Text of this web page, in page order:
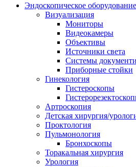
Эндоскопическое
Визуализация
Мониторы
Видеокамеры
Объективы
Источники света
Системы
Приборные стойки
Гинекология
Гистероскопы
Артроскопия
Детская хирургия/
Проктология
Пульмонология
Бронхоскопы
Торакальная хирургия
Урология